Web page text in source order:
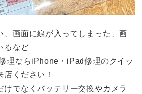
、画面に線が入ってしまった、画
るなど
理ならiPhone・iPad修理のクイッ
店ください！
けでなくバッテリー交換やカメラ